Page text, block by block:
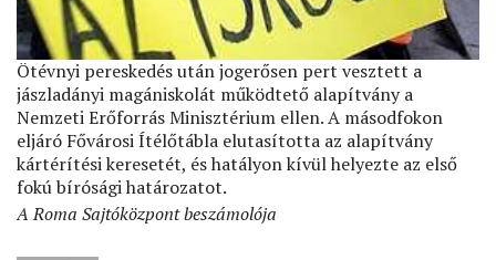
Ötévnyi pereskedés után jogerősen pert vesztett a
jászladányi magániskolát működtető alapítvány a
Nemzeti Erőforrás Minisztérium ellen. A másodfokon
eljáró Fővárosi Ítélőtábla elutasította az alapítvány
kártérítési keresetét, és hatályon kívül helyezte az első
fokú bírósági határozatot.
A Roma Sajtóközpont beszámolója